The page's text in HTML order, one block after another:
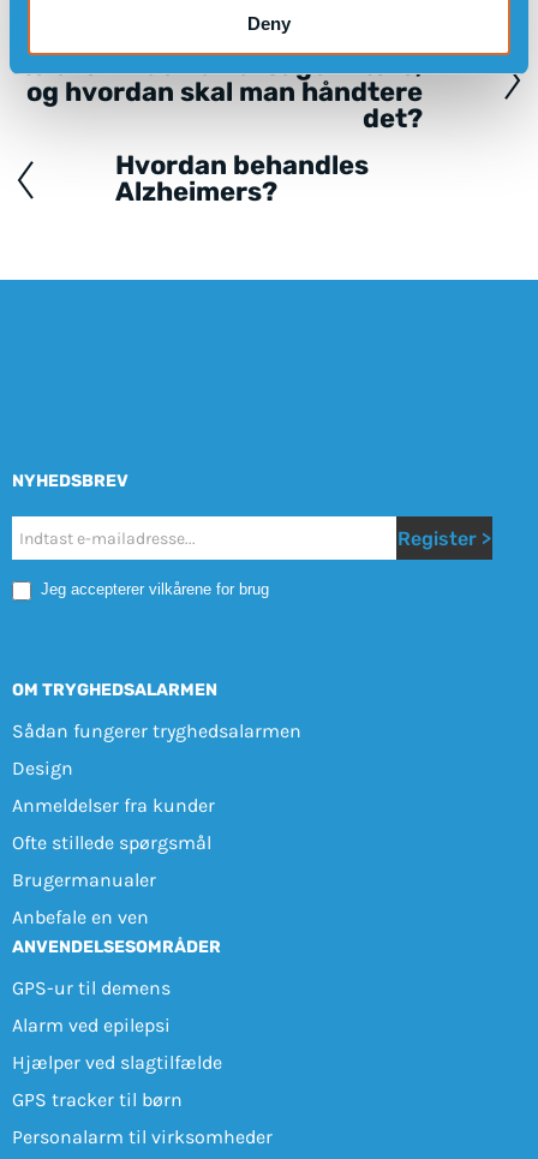
Deny
Posts
navigation
Pludselig svimmelhed hos
ældre: Hvad kan årsagen være,
og hvordan skal man håndtere
det?
Hvordan behandles
Alzheimers?
NYHEDSBREV
Nyhetsbrev
Mobile
Register >
Jeg accepterer vilkårene for brug
OM TRYGHEDSALARMEN
Sådan fungerer tryghedsalarmen
Design
Anmeldelser fra kunder
Ofte stillede spørgsmål
Brugermanualer
Anbefale en ven
ANVENDELSESOMRÅDER
GPS-ur til demens
Alarm ved epilepsi
Hjælper ved slagtilfælde
GPS tracker til børn
Personalarm til virksomheder